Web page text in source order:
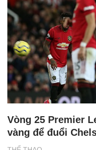
Vòng 25 Premier
vàng để đuổi